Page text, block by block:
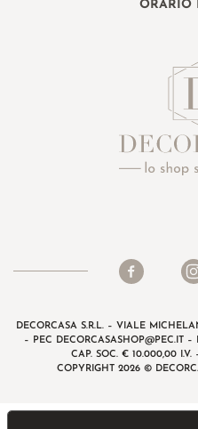
ORARIO
DECORCASA S.R.L. – VIALE
– PEC
DECORCASASHOP@PEC.IT–
CAP. SOC. € 10.000,00 I.V.
COPYRIGHT 2026 ©